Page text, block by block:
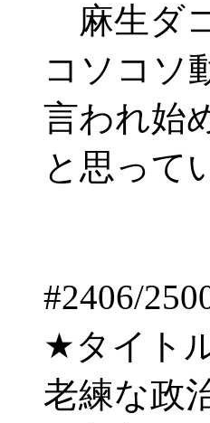
麻生ダ
コソコソ
言われ始
と思って
#2406/
★タイト
老練な